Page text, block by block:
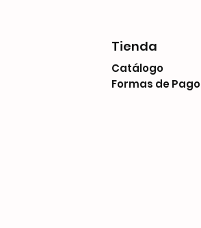
Tienda
Catálogo
Formas de Pago